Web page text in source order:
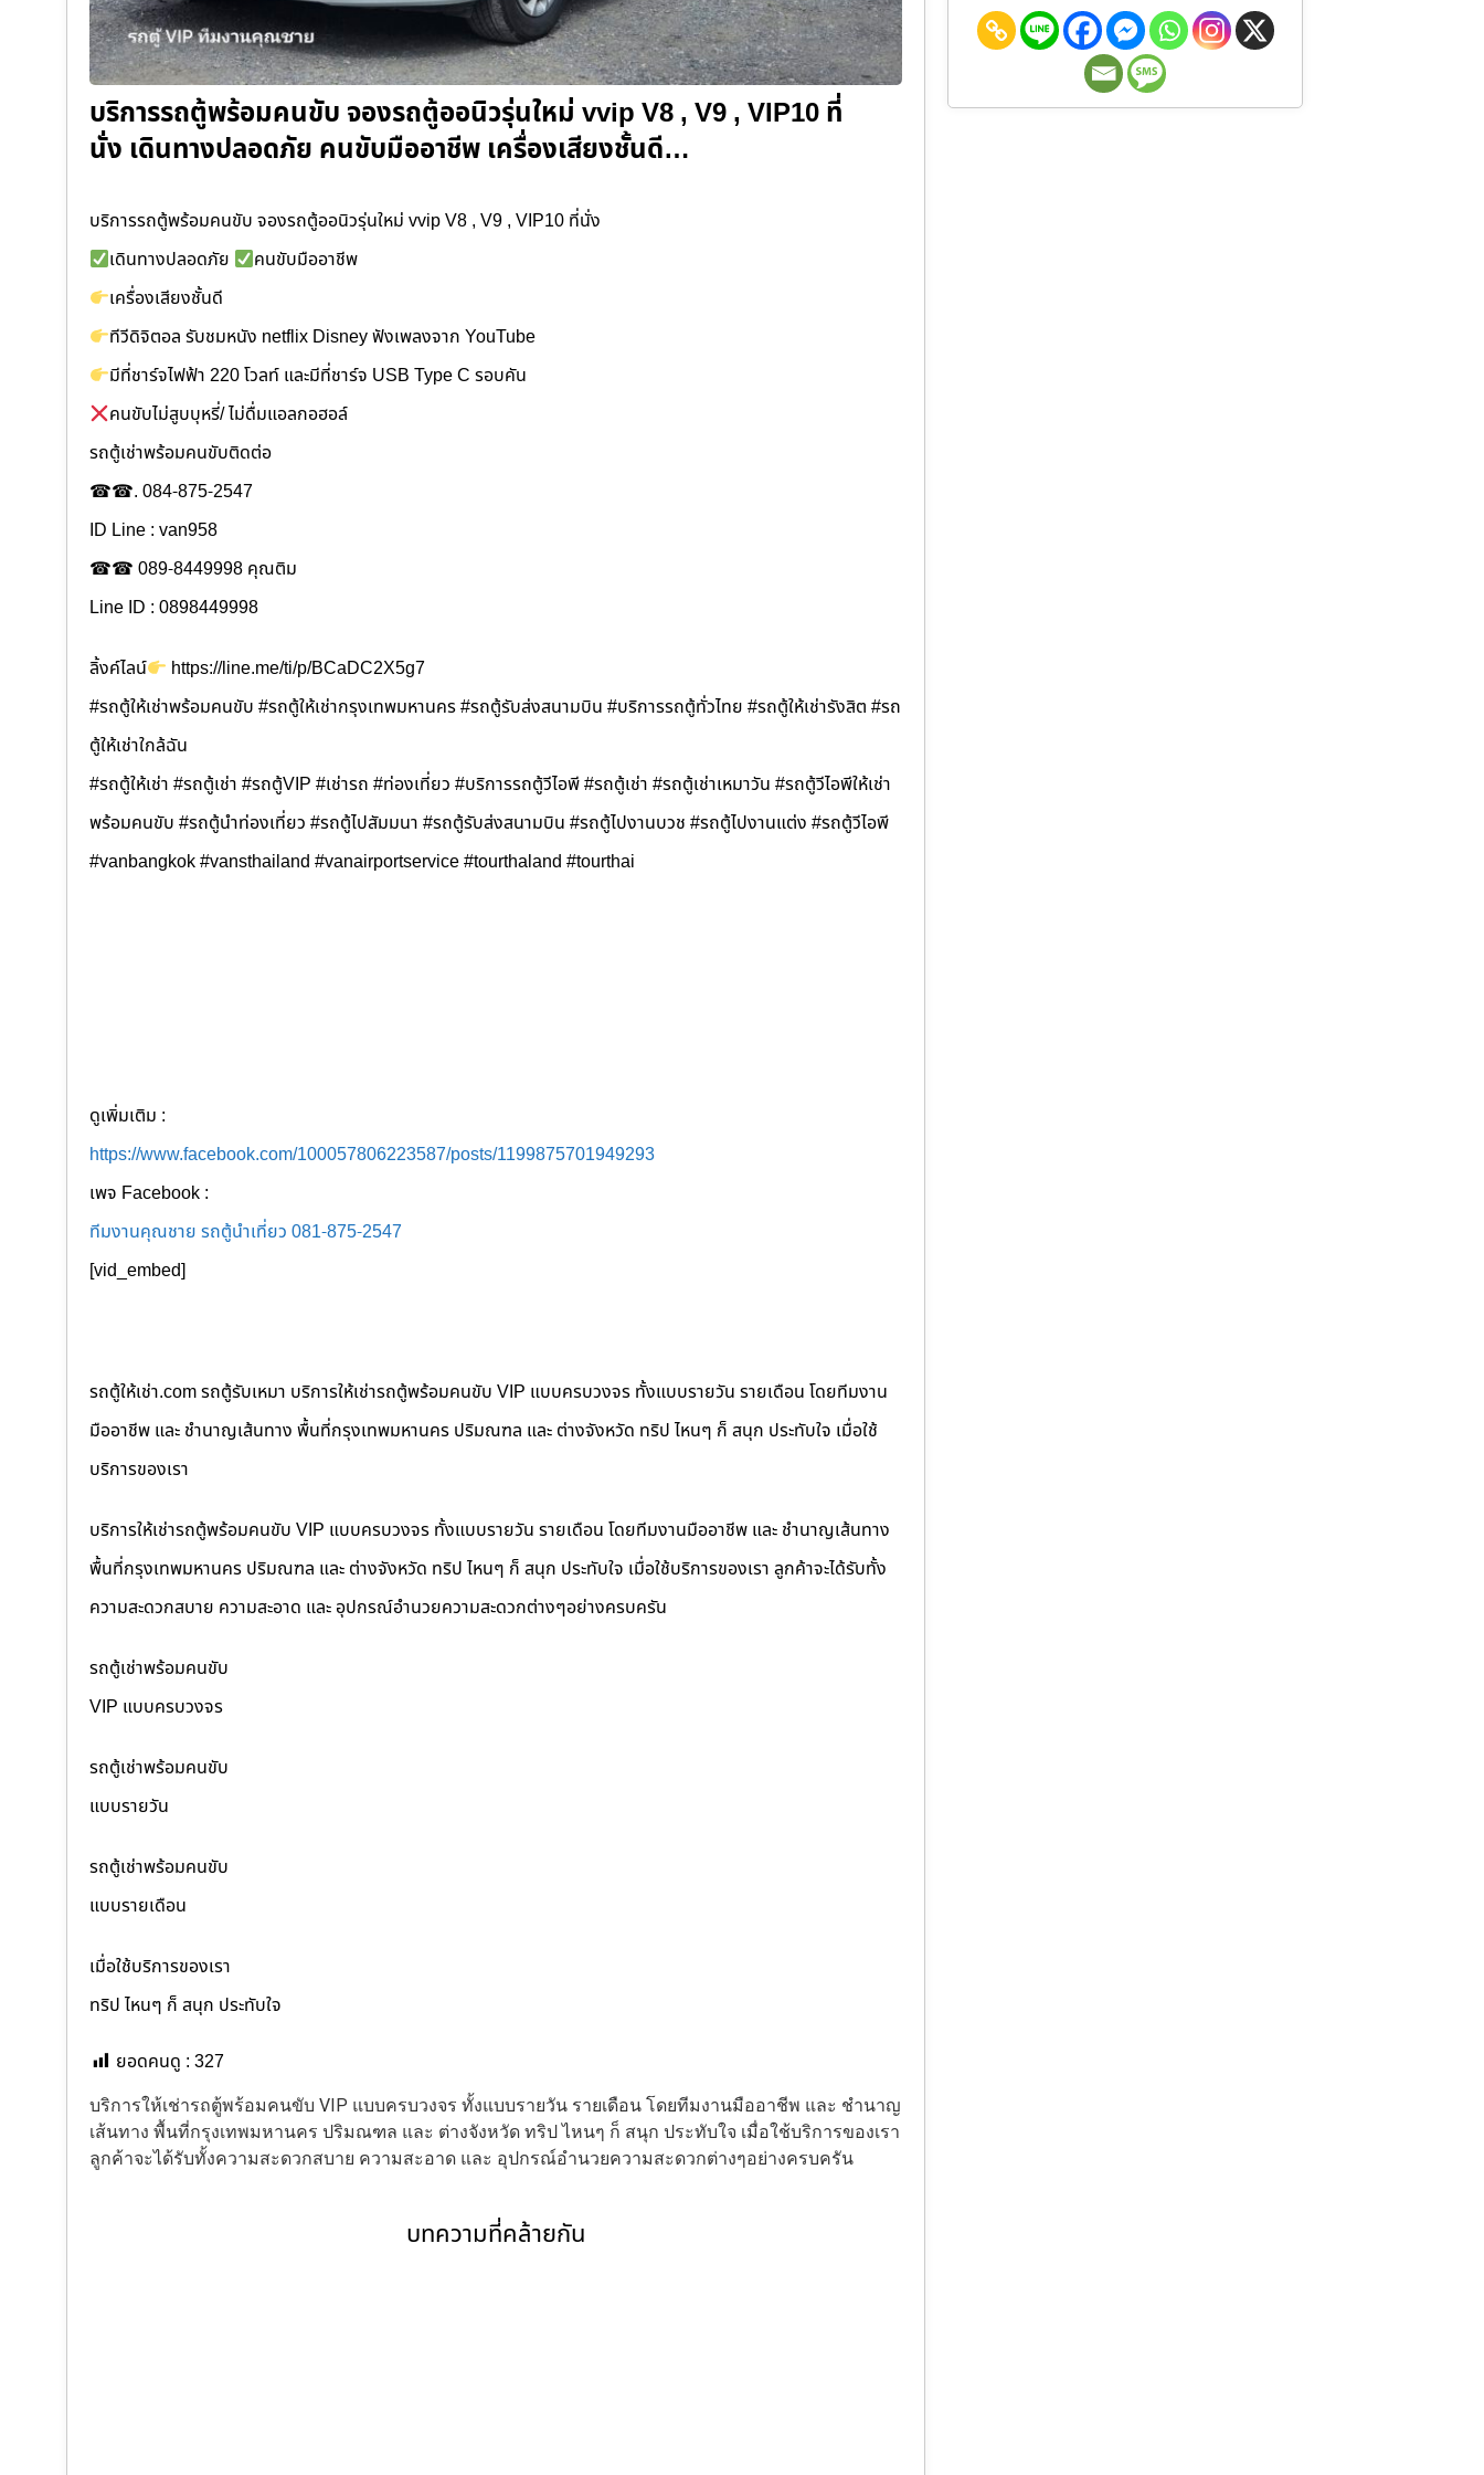
บริการรถตู้พร้อมคนขับ จองรถตู้ออนิวรุ่นใหม่ vvip V8 , V9 , VIP10 ที่
นั่ง เดินทางปลอดภัย คนขับมืออาชีพ เครื่องเสียงชั้นดี…
บริการรถตู้พร้อมคนขับ จองรถตู้ออนิวรุ่นใหม่ vvip V8 , V9 , VIP10 ที่นั่ง
เดินทางปลอดภัย
คนขับมืออาชีพ
เครื่องเสียงชั้นดี
ทีวีดิจิตอล รับชมหนัง netflix Disney ฟังเพลงจาก YouTube
มีที่ชาร์จไฟฟ้า 220 โวลท์ และมีที่ชาร์จ USB Type C รอบคัน
คนขับไม่สูบบุหรี่/ ไม่ดื่มแอลกอฮอล์
รถตู้เช่าพร้อมคนขับติดต่อ
☎☎. 084-875-2547
ID Line : van958
☎☎ 089-8449998 คุณติม
Line ID : 0898449998
ลิ้งค์ไลน์
https://line.me/ti/p/BCaDC2X5g7
#รถตู้ให้เช่าพร้อมคนขับ #รถตู้ให้เช่ากรุงเทพมหานคร #รถตู้รับส่งสนามบิน #บริการรถตู้ทั่วไทย #รถตู้ให้เช่ารังสิต #รถ
ตู้ให้เช่าใกล้ฉัน
#รถตู้ให้เช่า #รถตู้เช่า #รถตู้VIP #เช่ารถ #ท่องเที่ยว #บริการรถตู้วีไอพี #รถตู้เช่า #รถตู้เช่าเหมาวัน #รถตู้วีไอพีให้เช่า
พร้อมคนขับ #รถตู้นำท่องเที่ยว #รถตู้ไปสัมมนา #รถตู้รับส่งสนามบิน #รถตู้ไปงานบวช #รถตู้ไปงานแต่ง #รถตู้วีไอพี
#vanbangkok #vansthailand #vanairportservice #tourthaland #tourthai
ดูเพิ่มเติม :
https://www.facebook.com/100057806223587/posts/1199875701949293
เพจ Facebook :
ทีมงานคุณชาย รถตู้นำเที่ยว 081-875-2547
[vid_embed]
รถตู้ให้เช่า.com รถตู้รับเหมา บริการให้เช่ารถตู้พร้อมคนขับ VIP แบบครบวงจร ทั้งแบบรายวัน รายเดือน โดยทีมงาน
มืออาชีพ และ ชำนาญเส้นทาง พื้นที่กรุงเทพมหานคร ปริมณฑล และ ต่างจังหวัด ทริป ไหนๆ ก็ สนุก ประทับใจ เมื่อใช้
บริการของเรา
บริการให้เช่ารถตู้พร้อมคนขับ VIP แบบครบวงจร ทั้งแบบรายวัน รายเดือน โดยทีมงานมืออาชีพ และ ชำนาญเส้นทาง
พื้นที่กรุงเทพมหานคร ปริมณฑล และ ต่างจังหวัด ทริป ไหนๆ ก็ สนุก ประทับใจ เมื่อใช้บริการของเรา ลูกค้าจะได้รับทั้ง
ความสะดวกสบาย ความสะอาด และ อุปกรณ์อำนวยความสะดวกต่างๆอย่างครบครัน
รถตู้เช่าพร้อมคนขับ
VIP แบบครบวงจร
รถตู้เช่าพร้อมคนขับ
แบบรายวัน
รถตู้เช่าพร้อมคนขับ
แบบรายเดือน
เมื่อใช้บริการของเรา
ทริป ไหนๆ ก็ สนุก ประทับใจ
ยอดคนดู : 327
บริการให้เช่ารถตู้พร้อมคนขับ VIP แบบครบวงจร ทั้งแบบรายวัน รายเดือน โดยทีมงานมืออาชีพ และ ชำนาญ
เส้นทาง พื้นที่กรุงเทพมหานคร ปริมณฑล และ ต่างจังหวัด ทริป ไหนๆ ก็ สนุก ประทับใจ เมื่อใช้บริการของเรา
ลูกค้าจะได้รับทั้งความสะดวกสบาย ความสะอาด และ อุปกรณ์อำนวยความสะดวกต่างๆอย่างครบครัน
บทความที่คล้ายกัน